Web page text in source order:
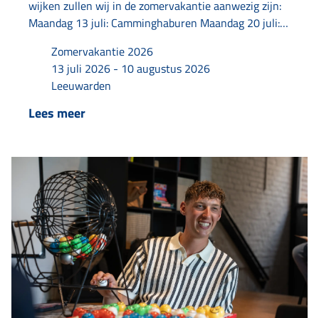
wijken zullen wij in de zomervakantie aanwezig zijn:
Maandag 13 juli: Camminghaburen Maandag 20 juli:
Westeinde Maandag 3 augustus: Oud-oost,
Tichelstraat Maandag 10 augustus: Aldlan
Zomervakantie 2026
13 juli 2026 - 10 augustus 2026
Leeuwarden
Lees meer